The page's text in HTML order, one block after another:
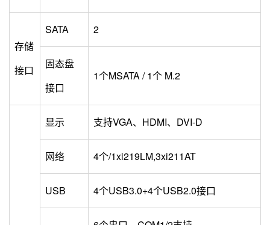
存储
接口
SATA 2
固态盘
接口
1个MSATA / 1个 M.2
显示 支持VGA、HDMI、DVI-D
网络 4个/1xi219LM,3xi211AT
USB 4个USB3.0+4个USB2.0接口